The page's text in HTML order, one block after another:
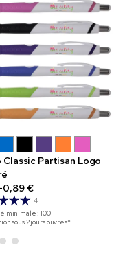
Classic Partisan Logo
0,89 €
4
minimale :100
sous 2 jours ouvrés*